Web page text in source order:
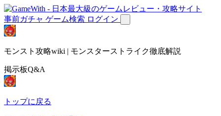
事前ガチャ ゲーム検索 ログイン
モンスト攻略wiki | モンスターストライク徹底解説
掲示板Q&A
トップに戻る